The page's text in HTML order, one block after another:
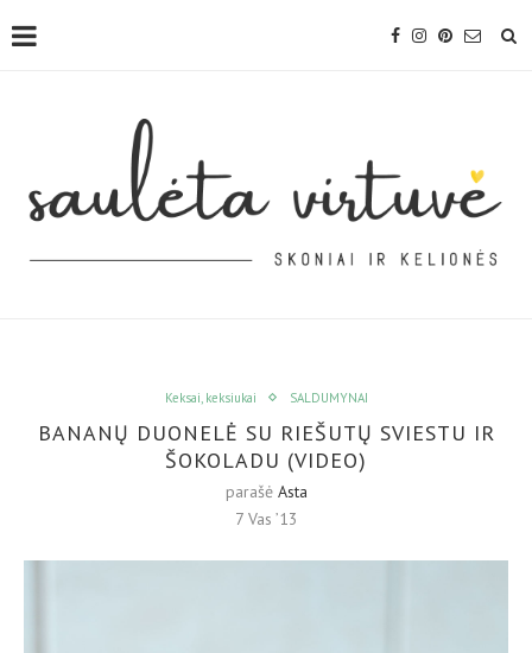
Keksai, keksiukai SALDUMYNAI
BANANŲ DUONELĖ SU RIEŠUTŲ SVIESTU IR
ŠOKOLADU (VIDEO)
parašė Asta
7 Vas ’13